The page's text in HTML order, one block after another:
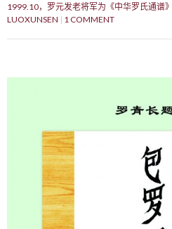
1999.10，罗元发老将军为《中华罗氏通谱
LUOXUNSEN
1 COMMENT